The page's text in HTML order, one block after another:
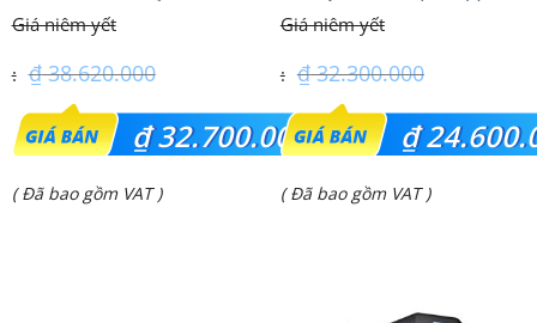
(3.0Hp) Tiêu chuẩn
₫38.620.000
Giá
gốc
là:
₫32.700.000
Giá
( Đã bao gồm VAT )
Inverter
₫32.300.000
Giá
gốc
là:
₫
Giá
( Đã bao gồm VAT )